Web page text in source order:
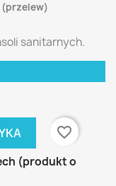
(przelew)
sanitarnych.
favorite_border
(produkt o